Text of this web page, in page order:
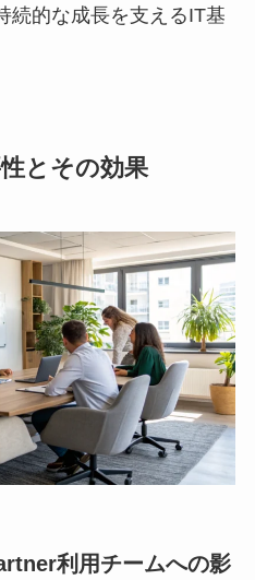
続的な成長を支えるIT基
とその効果
利用チームへの影